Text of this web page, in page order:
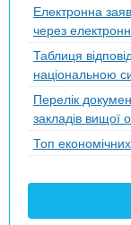
Електронна
через
Таблиця
національною
Перелік
закладів вищої
Топ